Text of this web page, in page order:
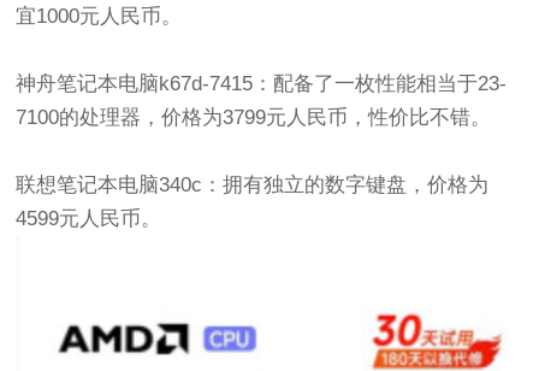
宜1000元人民币。
神舟笔记本电脑k67d-7415：配备了一枚性能相当于23-
7100的处理器，价格为3799元人民币，性价比不错。
联想笔记本电脑340c：拥有独立的数字键盘，价格为
4599元人民币。